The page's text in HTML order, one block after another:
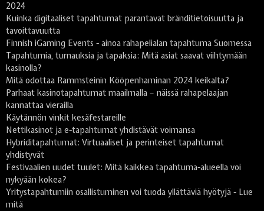
2024
Kuinka digitaaliset tapahtumat parantavat bränditietoisuutta ja
tavoittavuutta
Finnish iGaming Events - ainoa rahapelialan tapahtuma Suomessa
Tapahtumia, turnauksia ja tapaksia: Mitä asiat saavat viihtymään
kasinolla?
Mitä odottaa Rammsteinin Kööpenhaminan 2024 keikalta?
Parhaat kasinotapahtumat maailmalla – näissä rahapelaajan
kannattaa vierailla
Käytännön vinkit kesäfestareille
Nettikasinot ja e-tapahtumat yhdistävät voimansa
Hybriditapahtumat: Virtuaaliset ja perinteiset tapahtumat
yhdistyvät
Festivaalien uudet tuulet: Mitä kaikkea tapahtuma-alueella voi
nykyään kokea?
Yritystapahtumiin osallistuminen voi tuoda yllättäviä hyötyjä - Lue
mitä